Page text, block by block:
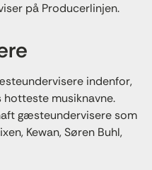
på Producerlinjen.
indenfor,
musiknavne.
gæsteundervisere som
Kewan, Søren Buhl,